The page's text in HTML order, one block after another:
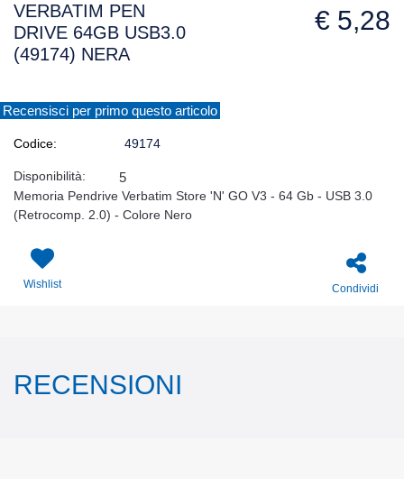
VERBATIM PEN
DRIVE 64GB USB3.0
(49174) NERA
€ 5,28
Recensisci per primo questo articolo
Codice: 49174
Disponibilità: 5
Memoria Pendrive Verbatim Store 'N' GO V3 - 64 Gb - USB 3.0
(Retrocomp. 2.0) - Colore Nero
Wishlist Condividi
RECENSIONI